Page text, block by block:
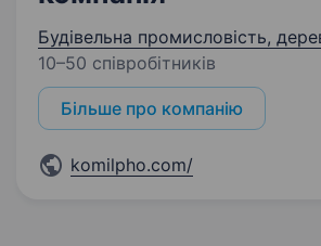
Будівельна промисловість,
10–50 співробітників
Більше про компанію
komilpho.com/